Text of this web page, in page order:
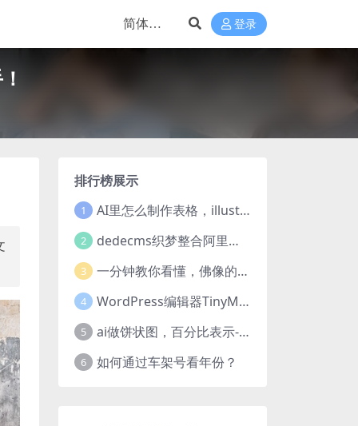
登录
排行榜展示
1 AI里怎么制作表格，illustrator的表格制作方法
2 dedecms织梦整合阿里云oss教程
3 一分钟教你看懂，佛像的七种手印
4 WordPress编辑器TinyMCE添加弹出对话框(dialog)按钮的方法
5 ai做饼状图，百分比表示-“饼图”工具制作饼状图
6 如何通过车架号看年份？